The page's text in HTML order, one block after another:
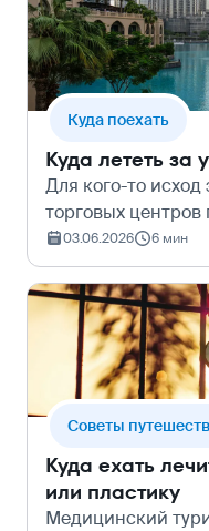
позволяет,…
Куда поехать
Куда лететь
Для кого-то
торговых
для кого-то стал
других странах
комфортного
можно най…
03.06.2026 6 мин
Cоветы
Куда ехать
или пластику
Медицинский